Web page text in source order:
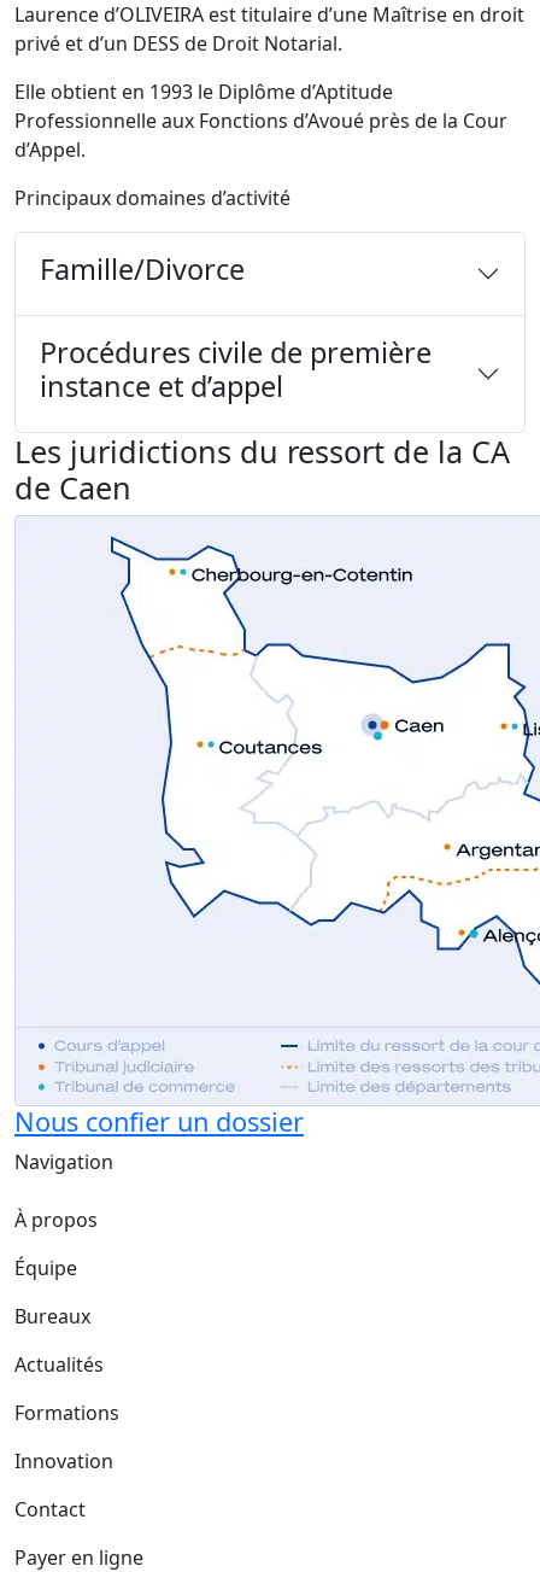
Laurence d’OLIVEIRA est titulaire d’une Maîtrise en droit
privé et d’un DESS de Droit Notarial.
Elle obtient en 1993 le Diplôme d’Aptitude
Professionnelle aux Fonctions d’Avoué près de la Cour
d’Appel.
Principaux domaines d’activité
Famille/Divorce
Procédures civile de première
instance et d’appel
Les juridictions du ressort de la CA
de Caen
Nous confier un dossier
Navigation
À propos
Équipe
Bureaux
Actualités
Formations
Innovation
Contact
Payer en ligne